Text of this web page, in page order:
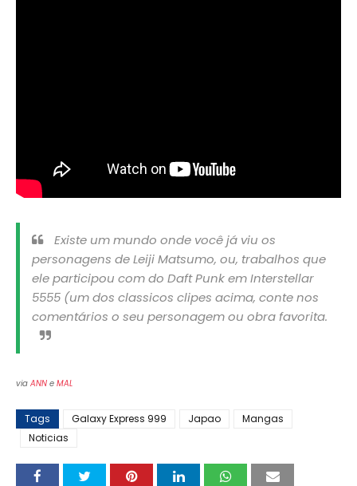
Existe um mundo onde você já viu os
personagens de Leiji Matsumo, ou, trabalhos que
ele participou com do Daft Punk em Interstellar
5555 (um dos classicos clipes acima, conte nos
comentários o seu personagem ou obra favorita.
via ANN e MAL
Tags Galaxy Express 999 Japao
Mangas
Noticias